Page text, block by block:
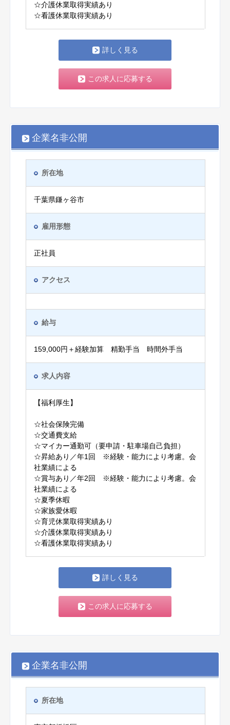
☆介護休業取得実績あり
☆看護休業取得実績あり
詳しく見る
この求人に応募する
企業名非公開
所在地
千葉県鎌ヶ谷市
雇用形態
正社員
アクセス
給与
159,000円＋経験加算 精勤手当 時間外手当
求人内容
【福利厚生】
☆社会保険完備
☆交通費支給
☆マイカー通勤可（要申請・駐車場自己負担）
☆昇給あり／年1回 ※経験・能力により考慮。会
社業績による
☆賞与あり／年2回 ※経験・能力により考慮。会
社業績による
☆夏季休暇
☆家族愛休暇
☆育児休業取得実績あり
☆介護休業取得実績あり
☆看護休業取得実績あり
詳しく見る
この求人に応募する
企業名非公開
所在地